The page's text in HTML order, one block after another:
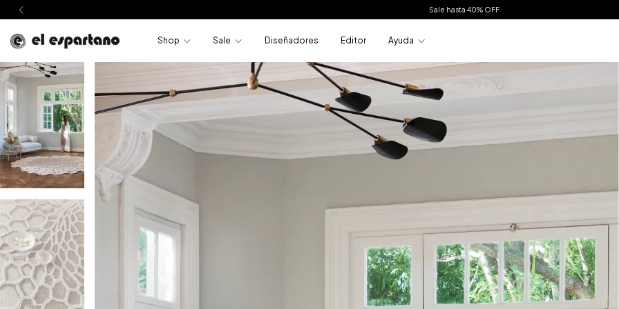
Sale hasta 40% OFF
Shop Sale Diseñadores Editor Ayuda